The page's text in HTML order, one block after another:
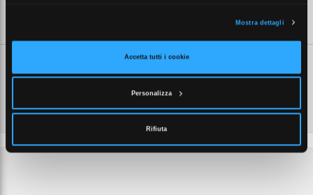
Mostra dettagli
Accetta tutti i cookie
Personalizza
Rifiuta